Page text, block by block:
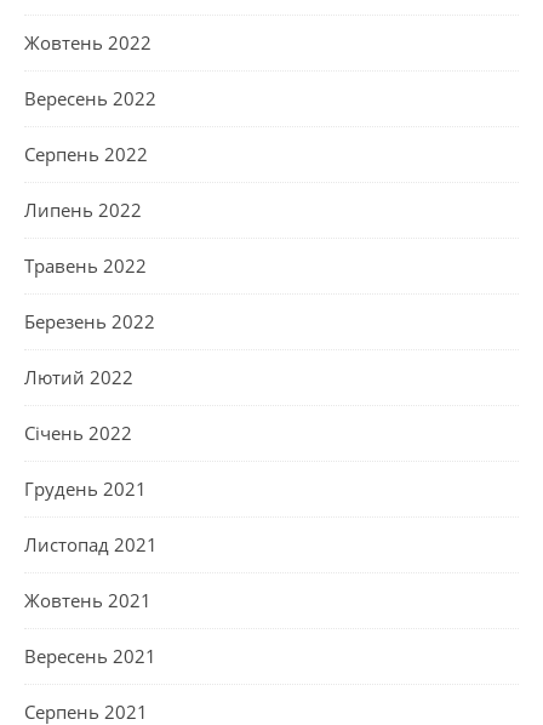
Жовтень 2022
Вересень 2022
Серпень 2022
Липень 2022
Травень 2022
Березень 2022
Лютий 2022
Січень 2022
Грудень 2021
Листопад 2021
Жовтень 2021
Вересень 2021
Серпень 2021